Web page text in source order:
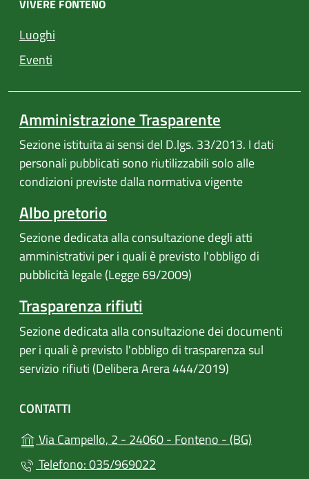
VIVERE FONTENO
Luoghi
Eventi
Amministrazione Trasparente
Sezione istituita ai sensi del D.lgs. 33/2013. I dati
personali pubblicati sono riutilizzabili solo alle
condizioni previste dalla normativa vigente
Albo pretorio
Sezione dedicata alla consultazione degli atti
amministrativi per i quali è previsto l'obbligo di
pubblicità legale (Legge 69/2009)
Trasparenza rifiuti
Sezione dedicata alla consultazione dei documenti
per i quali è previsto l'obbligo di trasparenza sul
servizio rifiuti (Delibera Arera 444/2019)
CONTATTI
Via Campello, 2 - 24060 - Fonteno - (BG)
Telefono: 035/969022